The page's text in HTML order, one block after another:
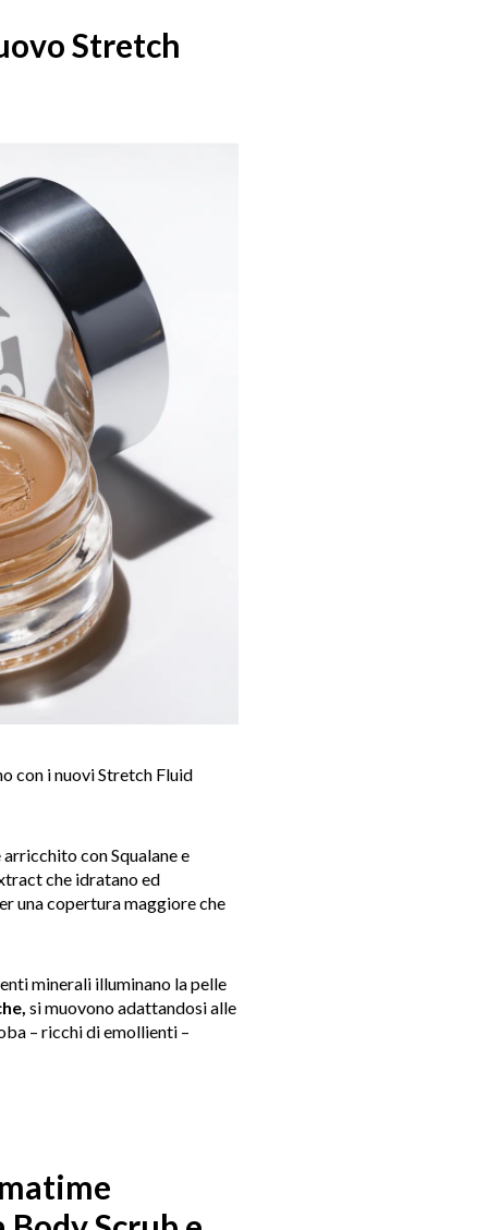
Stretch
con i nuovi Stretch Fluid
con Squalane e
che idratano ed
una copertura maggiore che
minerali illuminano la pelle
si muovono adattandosi alle
– ricchi di emollienti –